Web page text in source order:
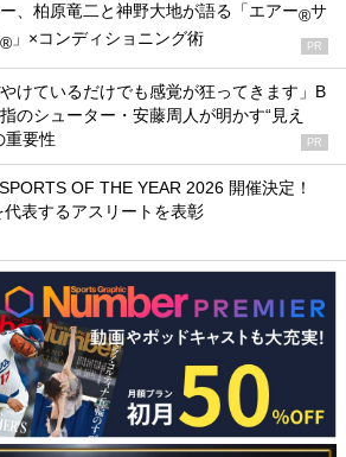
、柏原竜二と神野大地が語る「エアー®サ
® 」×コンディショニング術 PR
やけているだけでも感覚が狂ってきます」B
のシューター・安藤周人が明かす“見え
重要性
PR
OF THE YEAR 2026 開催決定！
表するアスリートを表彰